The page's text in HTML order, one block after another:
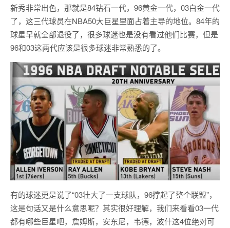
新秀非常出色，那就是84钻石一代，96黄金一代，03白金一代
了，这三代球员在NBA50大巨星里面占着主导的地位。84年的
球星早就全部退役了，很多球迷也是没有看过他们比赛，但是
96和03这两代应该是很多球迷非常熟悉的了。
有的球迷更是说了“03壮大了一支球队，96撑起了整个联盟”，
这是句话又是什么意思呢？其实很好理解，我们来看看03一代
都有哪些巨星吧，詹姆斯，安东尼，韦德，波什这4位绝对可